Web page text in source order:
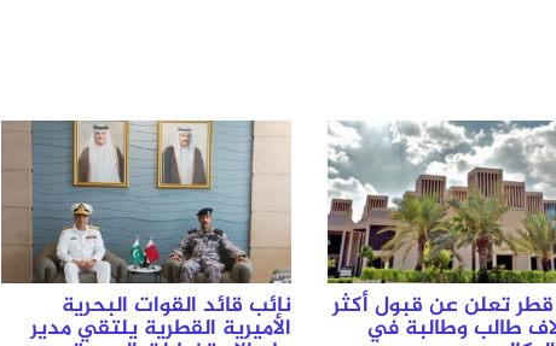
تعلن عن قبول أكثر
6 آلاف طالب وطالبة في
نائب قائد القوات البحرية
الأميرية القطرية يلتقي مدير